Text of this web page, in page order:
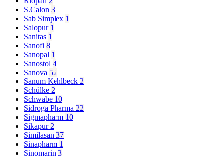
S.Calon 3
Sab Simplex 1
Salopur 1
Sanitas 1
Sanofi 8
Sanopal 1
Sanostol 4
Sanova 52
Sanum Kehlbeck 2
Schülke 2
Schwabe 10
Sidroga Pharma 22
Sigmapharm 10
Sikapur 2
Similasan 37
Sinapharm 1
Sinomarin 3